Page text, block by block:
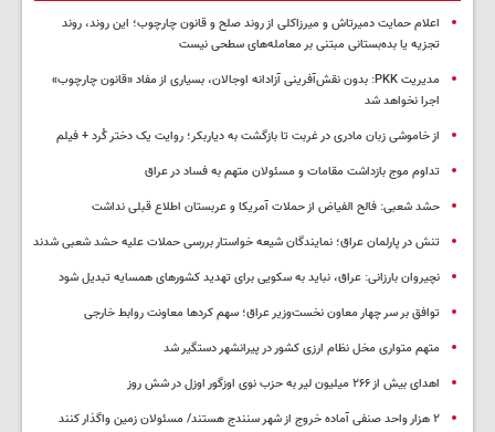
اعلام حمایت دمیرتاش و میرزاکلی از روند صلح و قانون چارچوب؛ این روند، روند
تجزیه یا بده‌بستانی مبتنی بر معامله‌های سطحی نیست
مدیریت PKK: بدون نقش‌آفرینی آزادانه اوجالان، بسیاری از مفاد «قانون چارچوب»
اجرا نخواهد شد
از خاموشی زبان مادری در غربت تا بازگشت به دیاربکر؛ روایت یک دختر کُرد + فیلم
تداوم موج بازداشت مقامات و مسئولان متهم به فساد در عراق
حشد شعبی: فالح الفیاض از حملات آمریکا و عربستان اطلاع قبلی نداشت
تنش در پارلمان عراق؛ نمایندگان شیعه خواستار بررسی حملات علیه حشد شعبی شدند
نچیروان بارزانی: عراق، نباید به سکویی برای تهدید کشورهای همسایه تبدیل شود
توافق بر سر چهار معاون نخست‌وزیر عراق؛ سهم کردها معاونت روابط خارجی
متهم متواری مخل نظام ارزی کشور در پیرانشهر دستگیر شد
اهدای بیش از ۲۶۶ میلیون لیر به حزب نوی اوزگور اوزل در شش روز
۲ هزار واحد صنفی آماده خروج از شهر سنندج هستند/ مسئولان زمین واگذار کنند